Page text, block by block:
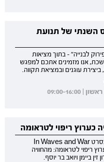
השנתי של תנועת
לבנייה" - בתוך מציאות
אנו מזמינים אתכם למפגש
עוגנים ובמציאת תקווה.
מכון מפרשים מזמין לערב עיון שיעסוק בסרט In Waves and War
ריפוי לטראומה: מהחוויה
ביימן ויואב בר יוסף.